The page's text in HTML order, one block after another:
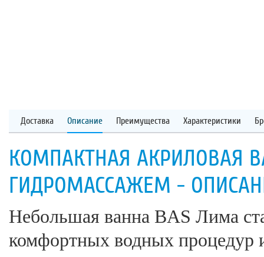
Доставка Описание Преимущества Характеристики
КОМПАКТНАЯ АКРИЛОВАЯ
ГИДРОМАССАЖЕМ -
Небольшая ванна BAS Лима
комфортных водных процедур